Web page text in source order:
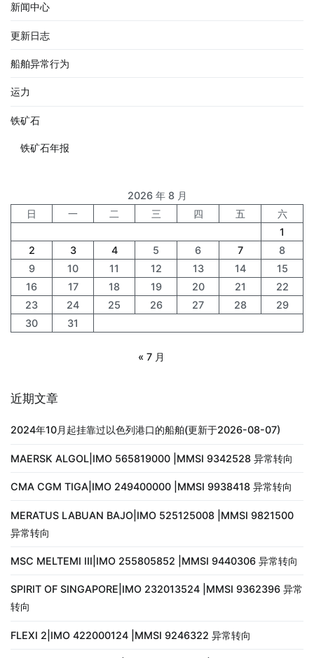
新闻中心
更新日志
船舶异常行为
运力
铁矿石
铁矿石年报
2026 年 8 月
日
一 二 三 四 五
六
1
2
3 4 5 6 7
8
9
10 11 12 13 14
15
16
17 18 19 20 21
22
23
24 25 26 27 28
29
30
31
« 7 月
近期文章
2024年10月起挂靠过以色列港口的船舶(更新于2026-08-07)
MAERSK ALGOL|IMO 565819000 |MMSI 9342528 异常转向
CMA CGM TIGA|IMO 249400000 |MMSI 9938418 异常转向
MERATUS LABUAN BAJO|IMO 525125008 |MMSI 9821500
异常转向
MSC MELTEMI III|IMO 255805852 |MMSI 9440306 异常转向
SPIRIT OF SINGAPORE|IMO 232013524 |MMSI 9362396 异常
转向
FLEXI 2|IMO 422000124 |MMSI 9246322 异常转向